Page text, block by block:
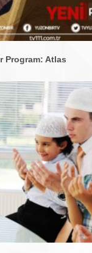
Program: Atlas